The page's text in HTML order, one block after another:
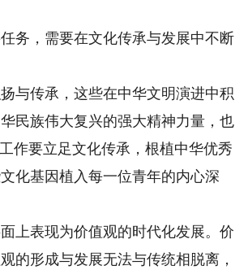
，需要在文化传承与发展中不断
传承，这些在中华文明演进中积
民族伟大复兴的强大精神力量，也
作要立足文化传承，根植中华优秀
化基因植入每一位青年的内心深
表现为价值观的时代化发展。价
的形成与发展无法与传统相脱离，